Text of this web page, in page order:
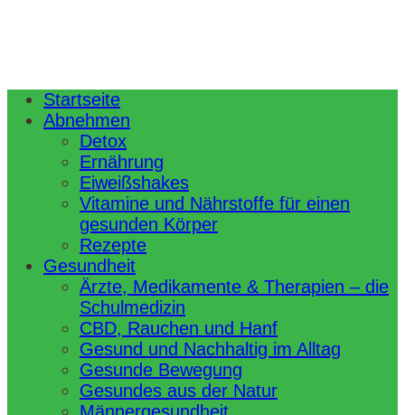
Startseite
Abnehmen
Detox
Ernährung
Eiweißshakes
Vitamine und Nährstoffe für einen
gesunden Körper
Rezepte
Gesundheit
Ärzte, Medikamente & Therapien – die
Schulmedizin
CBD, Rauchen und Hanf
Gesund und Nachhaltig im Alltag
Gesunde Bewegung
Gesundes aus der Natur